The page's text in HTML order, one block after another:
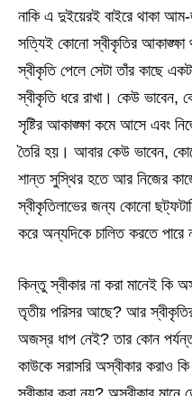
নাকি এ দুইয়েরই বাইরে থাকা
সত্যিই কোনো স্বীকৃতির
স্বীকৃতি পেলে সেটা তাঁর কাছে
স্বীকৃতি ধরে রাখা। কেউ ভাবেন,
সৃষ্টির আকাঙ্ক্ষা কমে আসে এবং
তৈরি হয়। আবার কেউ ভাবেন,
শান্ত সুস্থির হতে আর নিজের
স্বীকৃতিলাভের জন্য কোনো
করে অন্যদিকে চালিত করতে পারে
কিন্তু স্বীকার না করা মানেই কি
তৃতীয় পরিসর আছে? আর
অজস্র ধাপ নেই? তার কোন
কাউকে সরাসরি অস্বীকার করাও